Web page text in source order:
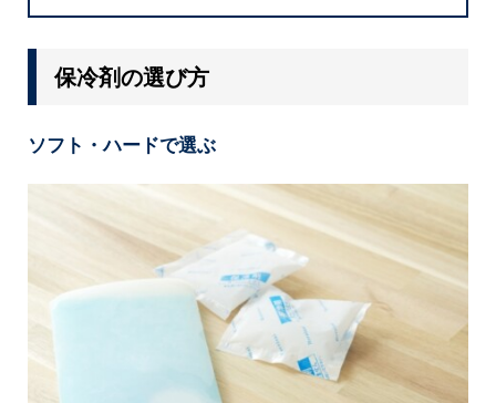
保冷剤の選び方
ソフト・ハードで選ぶ